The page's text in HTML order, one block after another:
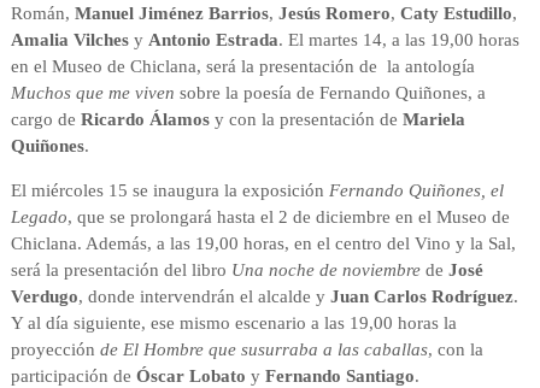
Román, Manuel Jiménez Barrios, Jesús Romero, Caty Estudillo,
Amalia Vilchesy Antonio Estrada. El martes 14, a las 19,00 horas
en el Museo de Chiclana, será la presentación de la antología
Muchos que me viven sobre la poesía de Fernando Quiñones, a
cargo de Ricardo Álamosy con la presentación de Mariela
Quiñones.
El miércoles 15 se inaugura la exposición Fernando Quiñones, el
Legado, que se prolongará hasta el 2 de diciembre en el Museo de
Chiclana. Además, a las 19,00 horas, en el centro del Vino y la Sal,
será la presentación del libro Una noche de noviembrede José
Verdugo, donde intervendrán el alcalde y Juan Carlos Rodríguez.
Y al día siguiente, ese mismo escenario a las 19,00 horas la
proyección de El Hombre que susurraba a las caballas, con la
participación de Óscar Lobato y Fernando Santiago.